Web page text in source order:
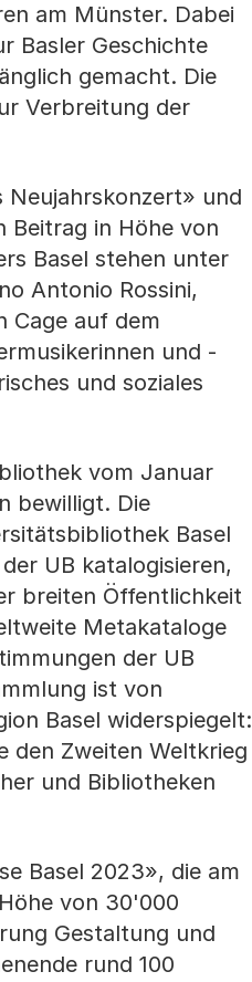
am Münster. Dabei
Basler Geschichte
gemacht. Die
Verbreitung der
Neujahrskonzert» und
Beitrag in Höhe von
Basel stehen unter
Antonio Rossini,
Cage auf dem
und -
und soziales
vom Januar
bewilligt. Die
Basel
UB katalogisieren,
breiten Öffentlichkeit
Metakataloge
der UB
ist von
Basel widerspiegelt:
den Zweiten Weltkrieg
und Bibliotheken
Basel 2023», die am
von 30'000
Gestaltung und
rund 100